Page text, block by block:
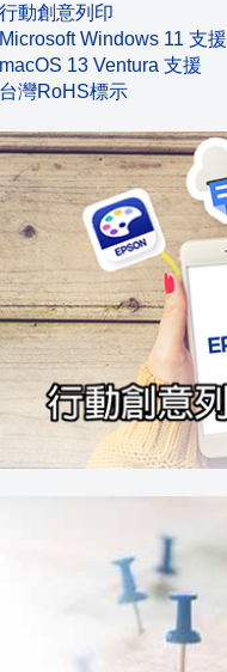
行動創意列印
Microsoft Windows 11 支援
macOS 13 Ventura 支援
台灣RoHS標示